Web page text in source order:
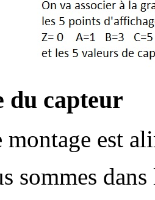
du capteur
est
sommes